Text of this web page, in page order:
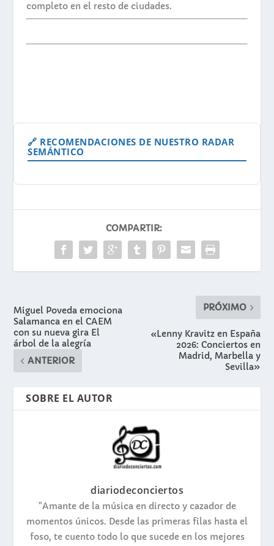
completo en el resto de ciudades.
🔗 RECOMENDACIONES DE NUESTRO RADAR
SEMÁNTICO
COMPARTIR:
Miguel Poveda emociona
Salamanca en el CAEM
con su nueva gira El
árbol de la alegría
ANTERIOR
PRÓXIMO
«Lenny Kravitz en España
2026: Conciertos en
Madrid, Marbella y
Sevilla»
SOBRE EL AUTOR
diariodeconciertos
"Amante de la música en directo y cazador de
momentos únicos. Desde las primeras filas hasta el
foso, te cuento todo lo que sucede en los mejores